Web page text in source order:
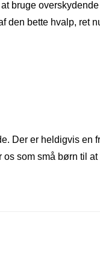
bruge
den bette hvalp, ret
Der er heldigvis
som små børn til at